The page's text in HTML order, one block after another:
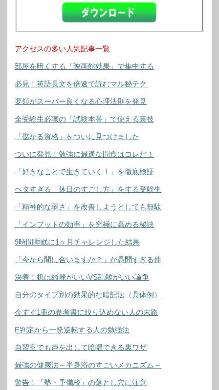
アクセスの多い人気記事一覧
部屋を暗くする「映画館効果」で集中する
必見！英語長文を倍速で読むマル秘テク
要領がスーパー良くなる心理法則を発見
全受験生必聴の「試験本番」で使える裏技
「儲かる資格」をついに見つけました
ついに発見！勉強に最適な間食はコレだ！
「好きなことで生きていく！」を徹底検証
ヘタすぎる「休日のすごし方」をする受験生
「精神的な弱さ」を改善しようとしても無駄
「インプットの効率」を究極に高める秘訣
9時間睡眠に1ヶ月チャレンジした結果
「今から間に合いますか？」が愚問すぎる件
決着！机は綺麗がいいVS乱雑がいい論争
自分のタイプ別の効果的な暗記法（具体例）
今すぐ1冊の参考書に絞り込めない人の末路
E判定から一発逆転する人の勉強法
自習室でも声を出して暗唱できる裏ワザ
最強の健康法～半身浴のすごいメカニズム～
警告！「塾・予備校」の落とし穴に注意